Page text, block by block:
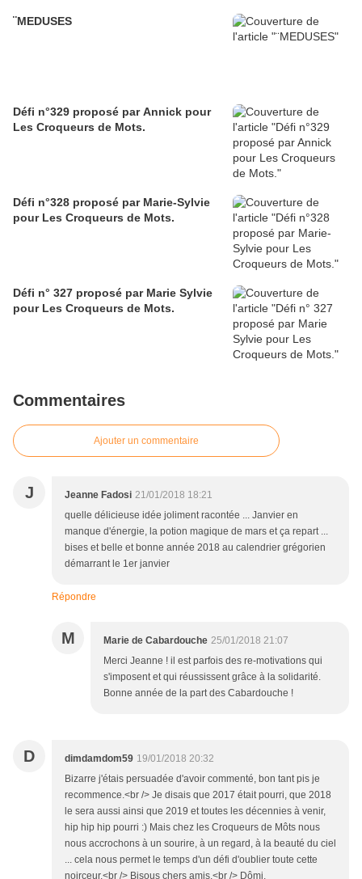
¨MEDUSES
Défi n°329 proposé par Annick pour
Les Croqueurs de Mots.
Défi n°328 proposé par Marie-Sylvie
pour Les Croqueurs de Mots.
Défi n° 327 proposé par Marie Sylvie
pour Les Croqueurs de Mots.
Commentaires
Ajouter un commentaire
J Jeanne Fadosi 21/01/2018 18:21
quelle délicieuse idée joliment racontée ... Janvier en
manque d'énergie, la potion magique de mars et ça repart ...
bises et belle et bonne année 2018 au calendrier grégorien
démarrant le 1er janvier
Répondre
M Marie de Cabardouche 25/01/2018 21:07
Merci Jeanne ! il est parfois des re-motivations qui
s'imposent et qui réussissent grâce à la solidarité.
Bonne année de la part des Cabardouche !
D dimdamdom59 19/01/2018 20:32
Bizarre j'étais persuadée d'avoir commenté, bon tant pis je
recommence.<br /> Je disais que 2017 était pourri, que 2018
le sera aussi ainsi que 2019 et toutes les décennies à venir,
hip hip hip pourri :) Mais chez les Croqueurs de Môts nous
nous accrochons à un sourire, à un regard, à la beauté du ciel
... cela nous permet le temps d'un défi d'oublier toute cette
noirceur.<br /> Bisous chers amis.<br /> Dômi.